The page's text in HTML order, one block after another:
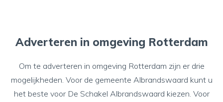
Adverteren in omgeving Rotterdam
Om te adverteren in omgeving Rotterdam zijn er drie
mogelijkheden. Voor de gemeente Albrandswaard kunt u
het beste voor De Schakel Albrandswaard kiezen. Voor